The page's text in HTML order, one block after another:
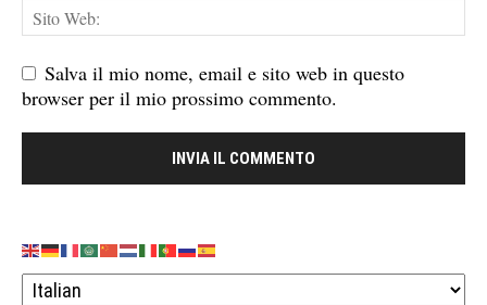
Salva il mio nome, email e sito web in questo
browser per il mio prossimo commento.